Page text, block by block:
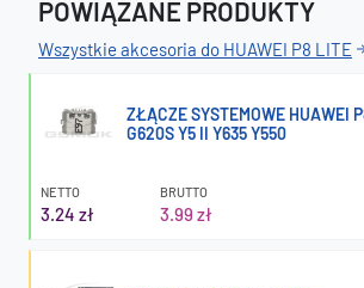
POWIĄZANE PRODUKTY
Wszystkie akcesoria do HUAWEI P8 LITE
ZŁĄCZE SYSTEMOWE HUAWEI
G620S Y5 II Y635 Y550
NETTO
3.24 zł
BRUTTO
3.99 zł